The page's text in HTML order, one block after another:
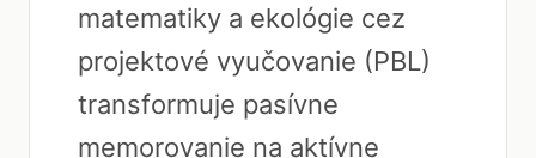
matematiky a ekológie cez
projektové vyučovanie (PBL)
transformuje pasívne
memorovanie na aktívne